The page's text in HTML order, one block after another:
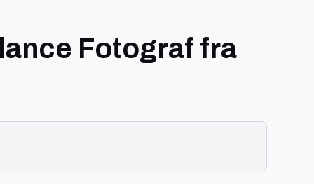
Fotograf fra